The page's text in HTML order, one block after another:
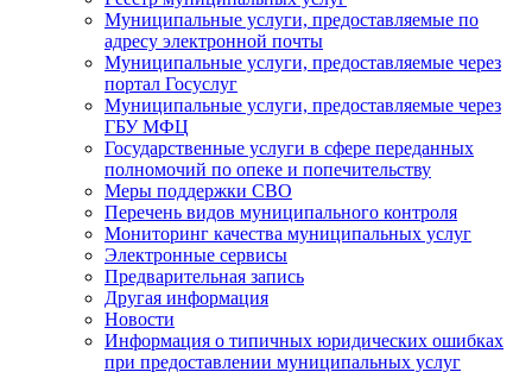
Муниципальные услуги, предоставляемые по
адресу электронной почты
Муниципальные услуги, предоставляемые через
портал Госуслуг
Муниципальные услуги, предоставляемые через
ГБУ МФЦ
Государственные услуги в сфере переданных
полномочий по опеке и попечительству
Меры поддержки СВО
Перечень видов муниципального контроля
Мониторинг качества муниципальных услуг
Электронные сервисы
Предварительная запись
Другая информация
Новости
Информация о типичных юридических ошибках
при предоставлении муниципальных услуг